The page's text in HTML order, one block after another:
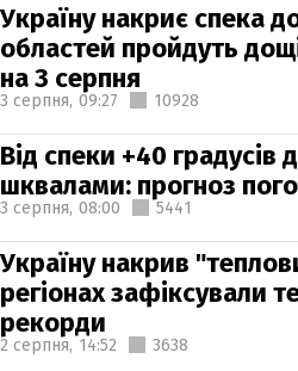
Україну накриє спека
областей пройдуть
на 3 серпня
3 серпня, 09:27 10928
Від спеки +40 градусів
шквалами: прогноз
3 серпня, 08:00 5441
Україну накрив
регіонах зафіксували
рекорди
2 серпня, 14:52 3638